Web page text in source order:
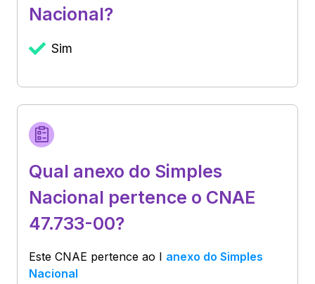
Nacional?
Sim
Qual anexo do Simples
Nacional pertence o CNAE
47.733-00?
Este CNAE pertence ao I anexo do Simples
Nacional